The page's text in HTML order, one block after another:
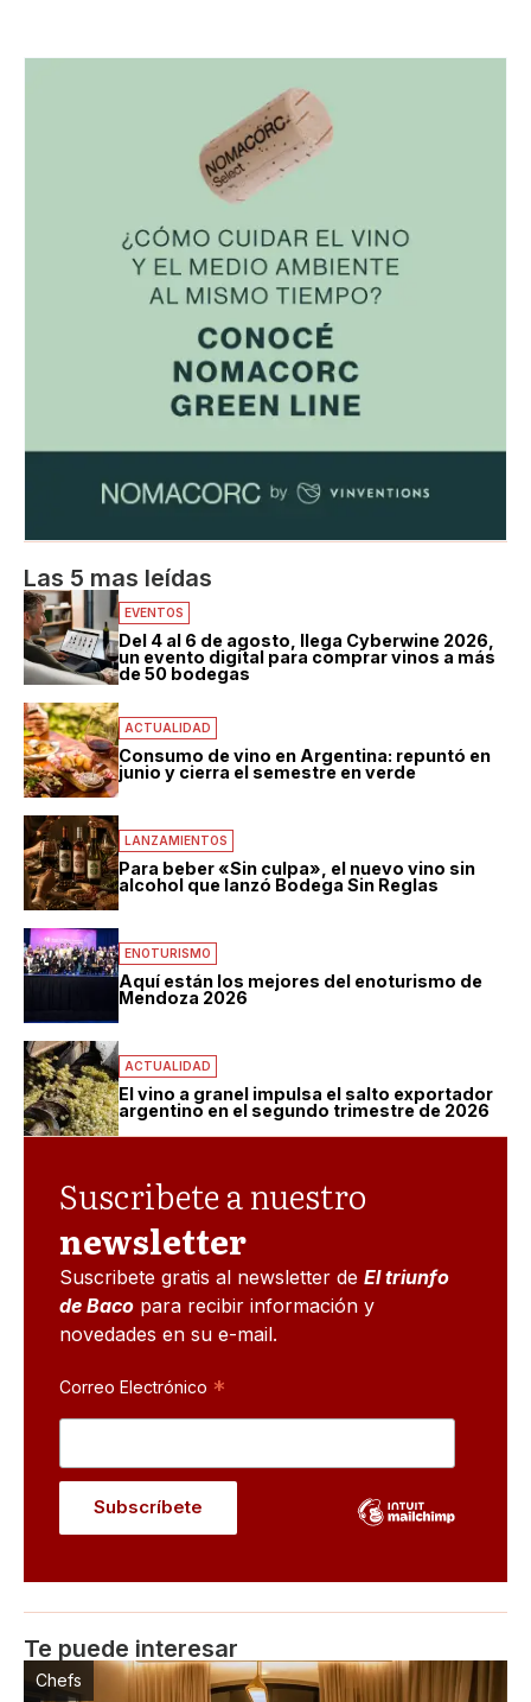
Las 5 mas leídas
EVENTOS
Del 4 al 6 de agosto, llega Cyberwine 2026,
un evento digital para comprar vinos a más
de 50 bodegas
ACTUALIDAD
Consumo de vino en Argentina: repuntó en
junio y cierra el semestre en verde
LANZAMIENTOS
Para beber «Sin culpa», el nuevo vino sin
alcohol que lanzó Bodega Sin Reglas
ENOTURISMO
Aquí están los mejores del enoturismo de
Mendoza 2026
ACTUALIDAD
El vino a granel impulsa el salto exportador
argentino en el segundo trimestre de 2026
Suscribete a nuestro
newsletter
Suscribete gratis al newsletter de El triunfo
de Baco para recibir información y
novedades en su e-mail.
Correo Electrónico *
Te puede interesar
Chefs